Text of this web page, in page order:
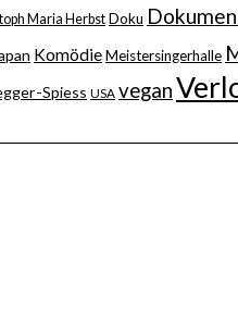
Maria HerbstDoku
KomödieMeistersingerhalle
Spiess USA vegan